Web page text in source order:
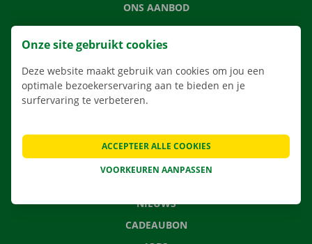
ONS AANBOD
ONZE DIENSTEN
LOCATIES
APP
VERHUISOPLOSSINGEN
CONTACTEER ONS
NIEUWS
CADEAUBON
Onze site gebruikt cookies
Deze website maakt gebruik van cookies om jou een
optimale bezoekerservaring aan te bieden en je
surfervaring te verbeteren.
VOORKEUREN AANPASSEN
ACCEPTEER ALLE COOKIES